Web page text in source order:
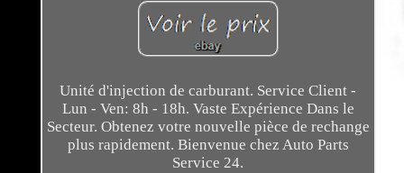
Unité d'injection de carburant. Service Client -
Lun - Ven: 8h - 18h. Vaste Expérience Dans le
Secteur. Obtenez votre nouvelle pièce de rechange
plus rapidement. Bienvenue chez Auto Parts
Service 24.